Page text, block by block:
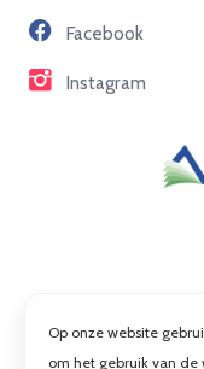
ContactFacebook
Instagram
Op onze website
om het gebruik van de